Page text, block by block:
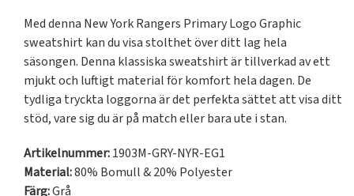
Med denna New York Rangers Primary Logo Graphic
sweatshirt kan du visa stolthet över ditt lag hela
säsongen. Denna klassiska sweatshirt är tillverkad av ett
mjukt och luftigt material för komfort hela dagen. De
tydliga tryckta loggorna är det perfekta sättet att visa ditt
stöd, vare sig du är på match eller bara ute i stan.
Artikelnummer:1903M-GRY-NYR-EG1
Material:80% Bomull & 20% Polyester
Färg:Grå